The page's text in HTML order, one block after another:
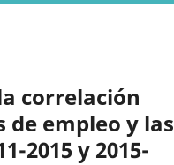
correlación
empleo y las
2015 y 2015-